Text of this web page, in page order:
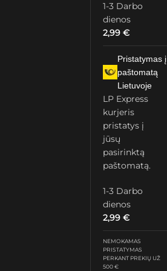
1-3 Darbo
dienos
2,99€
Pristatymas į
paštomatą
Lietuvoje
LP Express
kurjeris
pristatys į
jūsų
pasirinktą
paštomatą.
1-3 Darbo
dienos
2,99€
NEMOKAMAS
PRISTATYMAS
PERKANT PREKIŲ UŽ
500 €